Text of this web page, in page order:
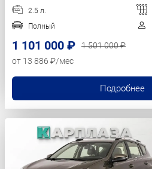
2.5 л.
Полный
1 101 000 ₽
1 501 000 ₽
от 13 886 ₽/мес
Подробнее